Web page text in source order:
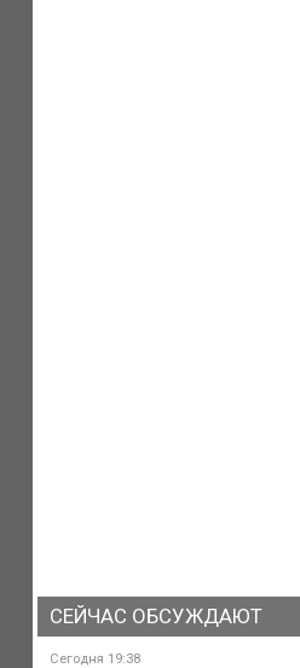
СЕЙЧАС ОБСУЖДАЮТ
Сегодня 19:38